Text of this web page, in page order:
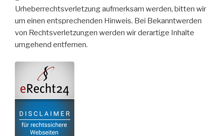
Urheberrechtsverletzung aufmerksam werden, bitten wir
um einen entsprechenden Hinweis. Bei Bekanntwerden
von Rechtsverletzungen werden wir derartige Inhalte
umgehend entfernen.